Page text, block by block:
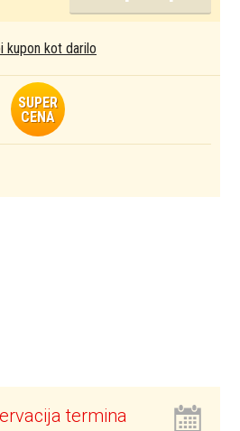
kupon kot darilo
SUPER
CENA
termina